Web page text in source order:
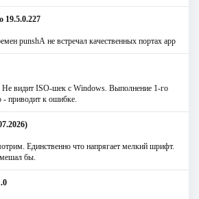
19.5.0.227
punshА не встречал качественных портах app
Не видит ISO-шек с Windows. Выполнение 1-го
- приводит к ошибке.
Единственно что напрягает мелкий шрифт.
бы.